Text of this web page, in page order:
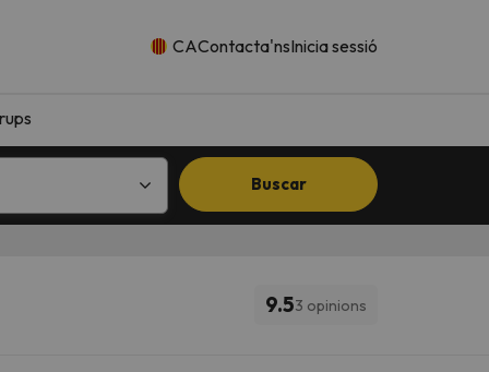
CAContacta'nsInicia sessió
Buscar
9.53 opinions